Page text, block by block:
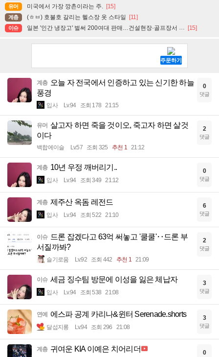
유머 미국에서 가장 깡촌이라는 주. [15]
계층 (ㅎㅂ) 호불호 갈리는 헬스장 옷 스타일 [11]
이슈 일본 '인간 냉장고' 벌써 200여대 판매…건설현장·골프장서 인기 [15]
계층 오늘 자 전국에서 인증하고 있는 신기한 하늘
풍경
입사 Lv.94 조회 178 21:15
0
댓글
유머 살고자 하면 죽을 것이오, 죽고자 하면 살것
이다
백합에이슬 Lv.57 조회 325 추천 1 21:12
2
댓글
계층 10년 우정 깨버리기..
입사 Lv.94 조회 349 21:12
0
댓글
계층 제주산 옥돔 레전드
입사 Lv.94 조회 522 21:10
6
댓글
이슈 드론 잡겠다고 63억 써놓고 '쿨쿨'‥드론 부
서질까봐?
슬기로움 Lv.92 조회 442 추천 1 21:09
2
댓글
이슈 세금 징수팀 방문에 이성을 잃은 체납자
입사 Lv.94 조회 538 21:08
3
댓글
연예 에스파 공계 카리나&윈터 Serenade.shorts
달섭지롱 Lv.94 조회 296 21:08
3
댓글
계층 귀여운 KIA 이예은 치어리더 0